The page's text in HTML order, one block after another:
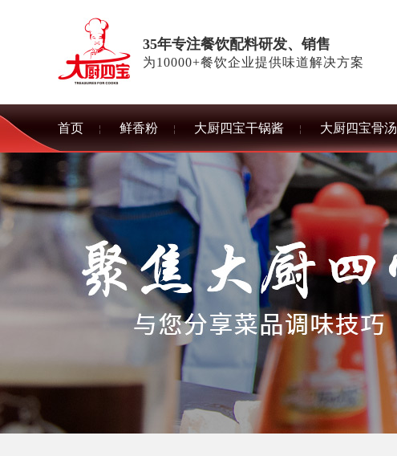
35年专注餐饮配料研发、销售
为10000+餐饮企业提供味道解决方案
首页 鲜香粉 大厨四宝干锅酱 大厨四宝骨汤